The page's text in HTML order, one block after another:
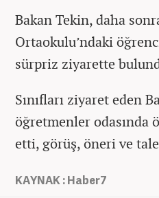
Bakan Tekin, daha
Ortaokulu’ndaki
sürpriz ziyarette
Sınıfları ziyaret eden
öğretmenler odasında
etti, görüş, öneri ve
KAYNAK : Haber7